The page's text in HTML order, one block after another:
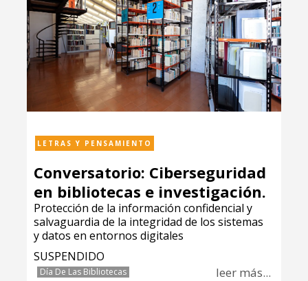
LETRAS Y PENSAMIENTO
Conversatorio: Ciberseguridad
en bibliotecas e investigación.
Protección de la información confidencial y
salvaguardia de la integridad de los sistemas
y datos en entornos digitales
SUSPENDIDO
Día De Las Bibliotecas leer más...